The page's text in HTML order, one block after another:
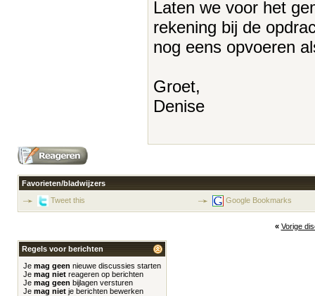
Laten we voor het
rekening bij de
nog eens opvoeren
Groet,
Denise
Favorieten/bladwijzers
Tweet this
Google Bookmarks
« Vorige
Regels voor berichten
Je mag geen nieuwe discussies starten
Je mag niet reageren op berichten
Je mag geen bijlagen versturen
Je mag niet je berichten bewerken